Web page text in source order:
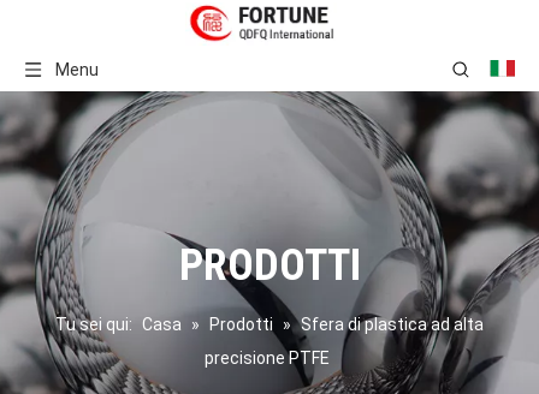
Menu
PRODOTTI
Tu sei qui: Casa » Prodotti » Sfera di plastica ad alta
precisione PTFE